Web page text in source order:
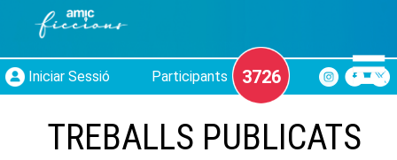
Iniciar Sessió Participants 3726
TREBALLS PUBLICATS